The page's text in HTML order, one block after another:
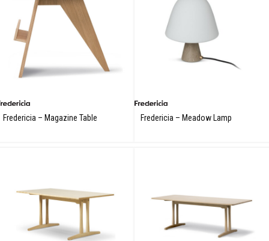
Fredericia – Magazine Table Fredericia – Meadow Lamp